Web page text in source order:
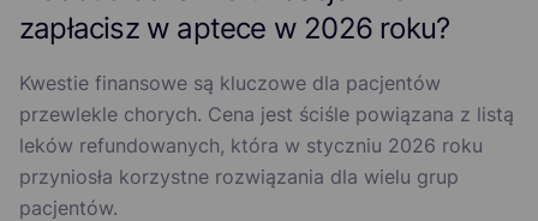
zapłacisz w aptece w 2026 roku?
Kwestie finansowe są kluczowe dla pacjentów
przewlekle chorych. Cena jest ściśle powiązana z listą
leków refundowanych, która w styczniu 2026 roku
przyniosła korzystne rozwiązania dla wielu grup
pacjentów.